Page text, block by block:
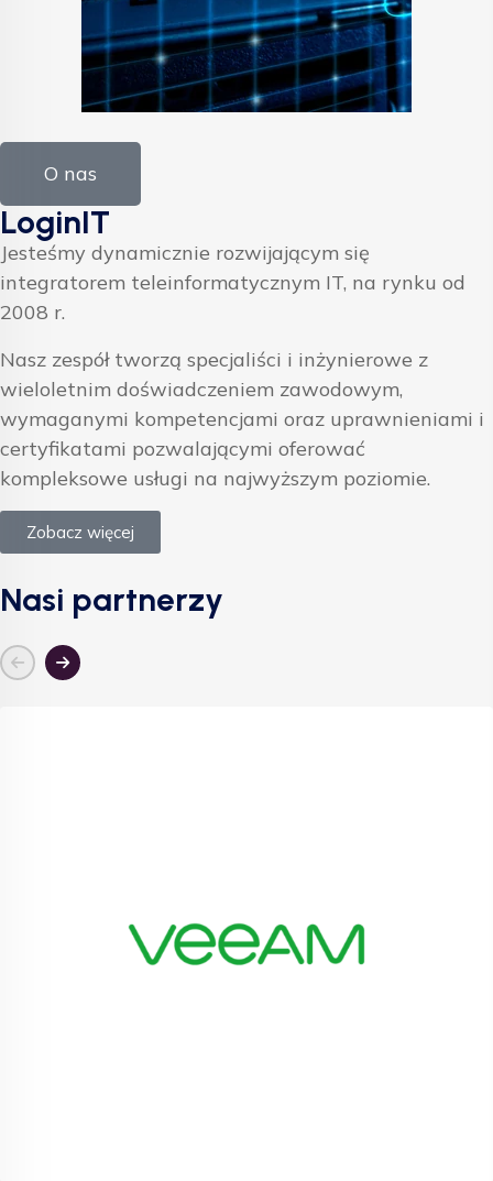
O nas
LoginIT
Jesteśmy dynamicznie rozwijającym się
integratorem teleinformatycznym IT, na rynku od
2008 r.
Nasz zespół tworzą specjaliści i inżynierowe z
wieloletnim doświadczeniem zawodowym,
wymaganymi kompetencjami oraz uprawnieniami i
certyfikatami pozwalającymi oferować
kompleksowe usługi na najwyższym poziomie.
Zobacz więcej
Nasi partnerzy